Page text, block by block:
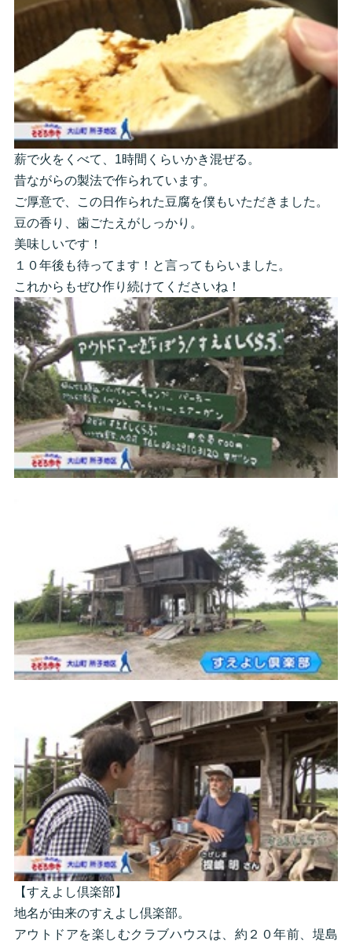
薪で火をくべて、1時間くらいかき混ぜる。
昔ながらの製法で作られています。
ご厚意で、この日作られた豆腐を僕もいただきました。
豆の香り、歯ごたえがしっかり。
美味しいです！
１０年後も待ってます！と言ってもらいました。
これからもぜひ作り続けてくださいね！
【すえよし倶楽部】
地名が由来のすえよし倶楽部。
アウトドアを楽しむクラブハウスは、約２０年前、堤島